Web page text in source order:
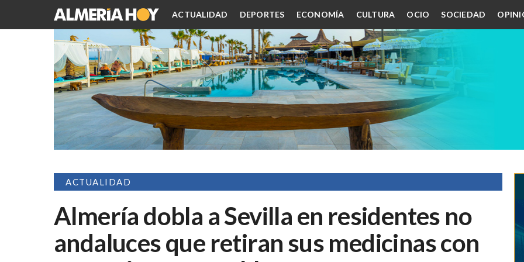
ACTUALIDAD DEPORTES ECONOMÍA CULTURA OCIO SOCIEDAD
ACTUALIDAD
Almería dobla a Sevilla en residentes no
andaluces que retiran sus medicinas con